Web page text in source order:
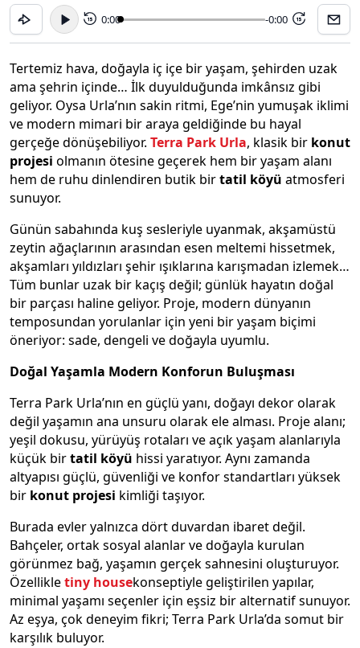
15 0:00 -0:00 15
Tertemiz hava, doğayla iç içe bir yaşam, şehirden uzak
ama şehrin içinde… İlk duyulduğunda imkânsız gibi
geliyor. Oysa Urla’nın sakin ritmi, Ege’nin yumuşak iklimi
ve modern mimari bir araya geldiğinde bu hayal
gerçeğe dönüşebiliyor. Terra Park Urla, klasik bir konut
projesi olmanın ötesine geçerek hem bir yaşam alanı
hem de ruhu dinlendiren butik birtatil köyü atmosferi
sunuyor.
Günün sabahında kuş sesleriyle uyanmak, akşamüstü
zeytin ağaçlarının arasından esen meltemi hissetmek,
akşamları yıldızları şehir ışıklarına karışmadan izlemek…
Tüm bunlar uzak bir kaçış değil; günlük hayatın doğal
bir parçası haline geliyor. Proje, modern dünyanın
temposundan yorulanlar için yeni bir yaşam biçimi
öneriyor: sade, dengeli ve doğayla uyumlu.
Doğal Yaşamla Modern Konforun Buluşması
Terra Park Urla’nın en güçlü yanı, doğayı dekor olarak
değil yaşamın ana unsuru olarak ele alması. Proje alanı;
yeşil dokusu, yürüyüş rotaları ve açık yaşam alanlarıyla
küçük birtatil köyü hissi yaratıyor. Aynı zamanda
altyapısı güçlü, güvenliği ve konfor standartları yüksek
bir konut projesi kimliği taşıyor.
Burada evler yalnızca dört duvardan ibaret değil.
Bahçeler, ortak sosyal alanlar ve doğayla kurulan
görünmez bağ, yaşamın gerçek sahnesini oluşturuyor.
Özellikletiny housekonseptiyle geliştirilen yapılar,
minimal yaşamı seçenler için eşsiz bir alternatif sunuyor.
Az eşya, çok deneyim fikri; Terra Park Urla’da somut bir
karşılık buluyor.